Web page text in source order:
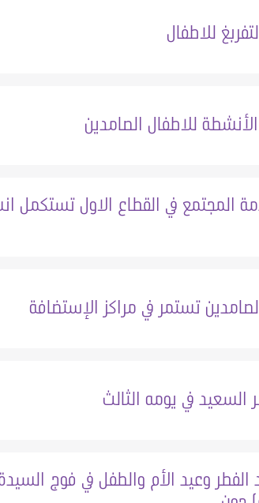
للاطفال
الأنشطة للاطفال الصامدين
المجتمع في القطاع الاول تستكمل
تستمر في مراكز الإستضافة
السعيد في يومه الثالث
الفطر وعيد الأم والطفل في فوج